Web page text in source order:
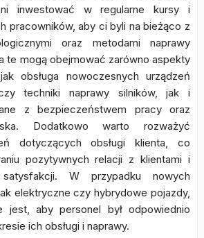
inwestować w regularne kursy i
pracowników, aby ci byli na bieżąco z
oraz metodami naprawy
te mogą obejmować zarówno aspekty
obsługa nowoczesnych urządzeń
techniki naprawy silników, jak i
z bezpieczeństwem pracy oraz
Dodatkowo warto rozważyć
dotyczących obsługi klienta, co
pozytywnych relacji z klientami i
W przypadku nowych
elektryczne czy hybrydowe pojazdy,
jest, aby personel był odpowiednio
ich obsługi i naprawy.